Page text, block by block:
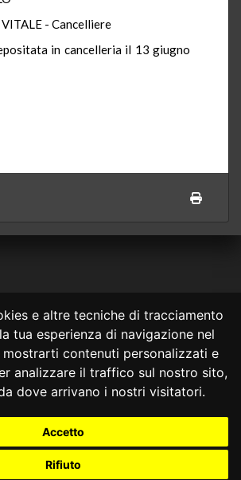
e altre tecniche di tracciamento
tua esperienza di navigazione nel
contenuti personalizzati e
analizzare il traffico sul nostro sito,
dove arrivano i nostri visitatori.
Accetto
Rifiuto
- Cancelliere
in cancelleria il 13 giugno
ONLINE DAL 1995 -NOTE LEGALI
prodotto e non è responsabile per i contenuti e
legali di siti collegati.
una relazione di consulenza legale.
o agire in base alle informazioni disponibili in